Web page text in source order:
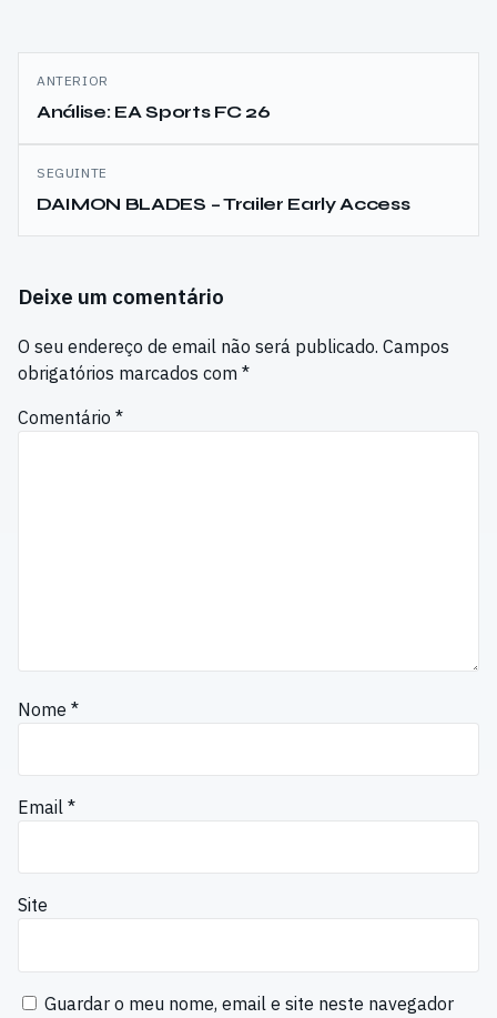
Navegação
de
artigos
ANTERIOR
Análise: EA Sports FC 26
SEGUINTE
DAIMON BLADES – Trailer Early Access
Deixe um comentário
O seu endereço de email não será publicado. Campos
obrigatórios marcados com *
Comentário *
Nome *
Email *
Site
Guardar o meu nome, email e site neste navegador